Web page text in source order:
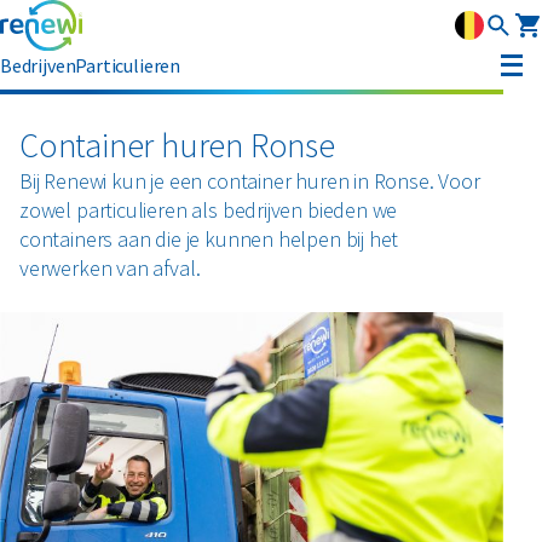
BedrijvenParticulieren
Afvalbeheer
Afvalbeheer
Afvalinzameling
Afzetcontainers
Ondergrondse containers
Perscontainers
Swill tank
Inzamelmiddelen gevaarlijk afval
Interne inzamelmiddelen
Branches
Bouw
Soorten afval
Banden
Bouw- en sloopafval
Folie
Circulaire materialen
Glas
Hout
Metalen
Advies
Klantenservice
MyRenewi
Container huren Ronse
Bij Renewi kun je een container huren in Ronse. Voor
zowel particulieren als bedrijven bieden we
containers aan die je kunnen helpen bij het
verwerken van afval.